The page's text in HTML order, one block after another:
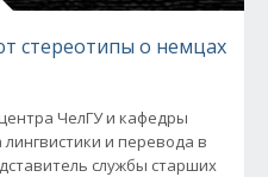
стереотипы о немцах
ЧелГУ и кафедры
и перевода в
службы старших